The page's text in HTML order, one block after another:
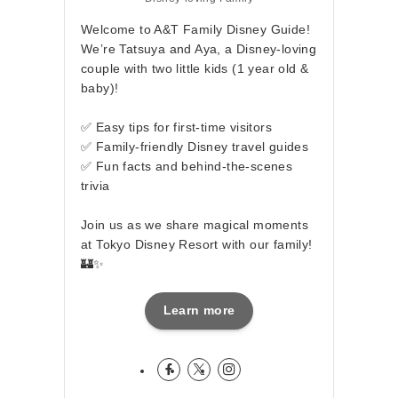
Welcome to A&T Family Disney Guide!
We’re Tatsuya and Aya, a Disney-loving
couple with two little kids (1 year old &
baby)!
✅ Easy tips for first-time visitors
✅ Family-friendly Disney travel guides
✅ Fun facts and behind-the-scenes
trivia
Join us as we share magical moments
at Tokyo Disney Resort with our family!
🏰✨
Learn more